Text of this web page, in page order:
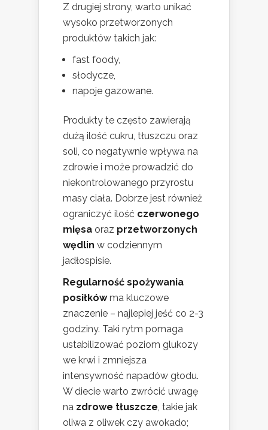
Z drugiej strony, warto unikać
wysoko przetworzonych
produktów takich jak:
fast foody,
słodycze,
napoje gazowane.
Produkty te często zawierają
dużą ilość cukru, tłuszczu oraz
soli, co negatywnie wpływa na
zdrowie i może prowadzić do
niekontrolowanego przyrostu
masy ciała. Dobrze jest również
ograniczyć ilość czerwonego
mięsa oraz przetworzonych
wędlin w codziennym
jadłospisie.
Regularność spożywania
posiłkówma kluczowe
znaczenie – najlepiej jeść co 2-3
godziny. Taki rytm pomaga
ustabilizować poziom glukozy
we krwi i zmniejsza
intensywność napadów głodu.
W diecie warto zwrócić uwagę
na zdrowe tłuszcze, takie jak
oliwa z oliwek czy awokado;